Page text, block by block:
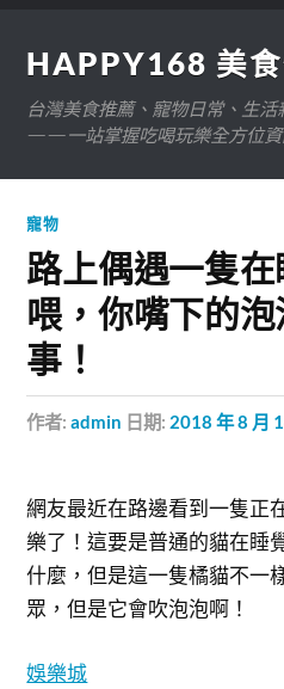
HAPPY168 美
台灣美食推薦、寵物日常、生
——一站掌握吃喝玩樂全方位資
寵物
路上偶遇一隻在
喂，你嘴下的
事！
作者:admin 日期: 2018 年 8 月
網友最近在路邊看到一隻正
樂了！這要是普通的貓在睡
什麼，但是這一隻橘貓不一
眾，但是它會吹泡泡啊！
娛樂城